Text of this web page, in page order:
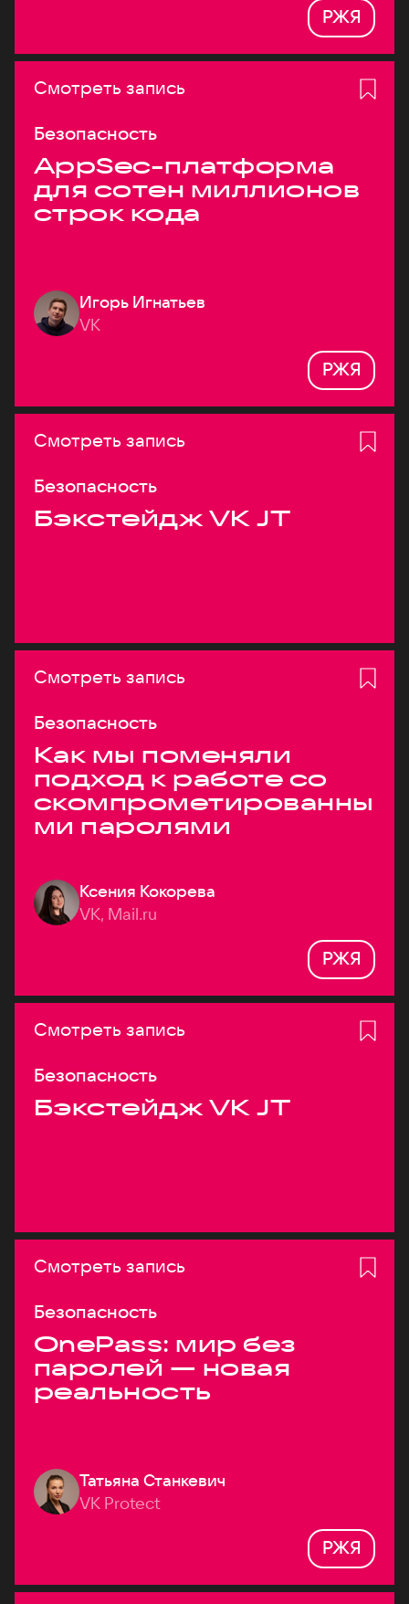
РЖЯ
Смотреть запись
Безопасность
AppSec-платформа
для сотен миллионов
строк кода
Игорь Игнатьев
VK
РЖЯ
Смотреть запись
Безопасность
Бэкстейдж VK JT
Смотреть запись
Безопасность
Как мы поменяли
подход к работе со
скомпрометированны
ми паролями
Ксения Кокорева
VK, Mail.ru
РЖЯ
Смотреть запись
Безопасность
Бэкстейдж VK JT
Смотреть запись
Безопасность
OnePass: мир без
паролей — новая
реальность
Татьяна Станкевич
VK Protect
РЖЯ